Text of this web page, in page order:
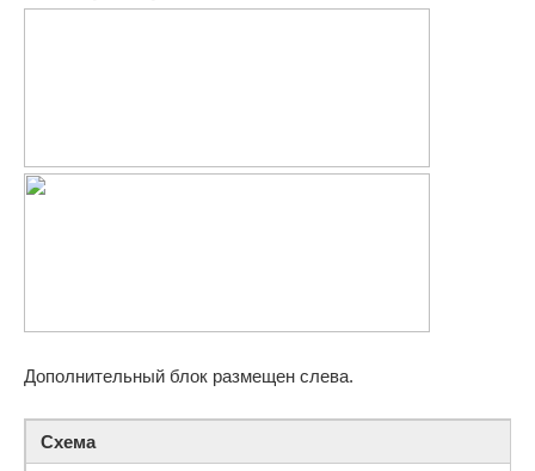
Дополнительный блок размещен слева.
Схема